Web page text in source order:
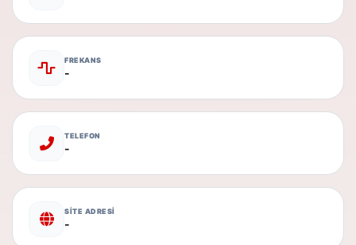
FREKANS
-
TELEFON
-
SİTE ADRESİ
-